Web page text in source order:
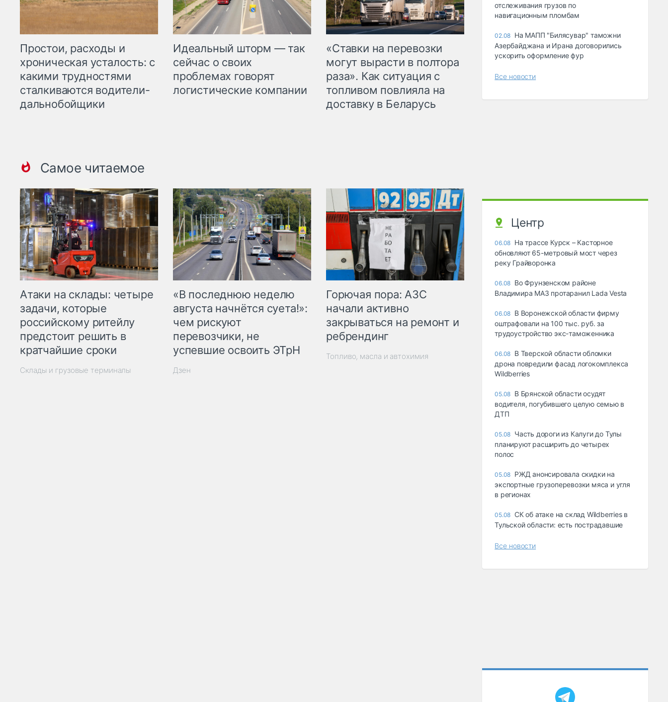
Простои, расходы и
хроническая усталость: с
какими трудностями
сталкиваются водители-
дальнобойщики
Идеальный шторм — так
сейчас о своих
проблемах говорят
логистические компании
«Ставки на перевозки
могут вырасти в полтора
раза». Как ситуация с
топливом повлияла на
доставку в Беларусь
Самое читаемое
Атаки на склады: четыре
задачи, которые
российскому ритейлу
предстоит решить в
кратчайшие сроки
Склады и грузовые терминалы
«В последнюю неделю
августа начнётся суета!»:
чем рискуют
перевозчики, не
успевшие освоить ЭТрН
Дзен
Горючая пора: АЗС
начали активно
закрываться на ремонт и
ребрендинг
Топливо, масла и автохимия
отслеживания грузов по
навигационным пломбам
02.08 На МАПП "Билясувар" таможни
Азербайджана и Ирана договорились
ускорить оформление фур
Все новости
Центр
06.08 На трассе Курск – Касторное
обновляют 65-метровый мост через
реку Грайворонка
06.08 Во Фрунзенском районе
Владимира МАЗ протаранил Lada Vesta
06.08 В Воронежской области фирму
оштрафовали на 100 тыс. руб. за
трудоустройство экс-таможенника
06.08 В Тверской области обломки
дрона повредили фасад логокомплекса
Wildberries
05.08 В Брянской области осудят
водителя, погубившего целую семью в
ДТП
05.08 Часть дороги из Калуги до Тулы
планируют расширить до четырех
полос
05.08 РЖД анонсировала скидки на
экспортные грузоперевозки мяса и угля
в регионах
05.08 СК об атаке на склад Wildberries в
Тульской области: есть пострадавшие
Все новости